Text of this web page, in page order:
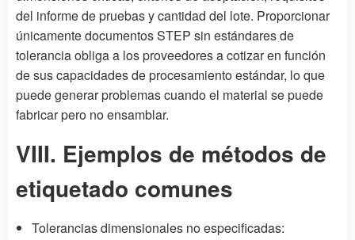
del informe de pruebas y cantidad del lote. Proporcionar
únicamente documentos STEP sin estándares de
tolerancia obliga a los proveedores a cotizar en función
de sus capacidades de procesamiento estándar, lo que
puede generar problemas cuando el material se puede
fabricar pero no ensamblar.
VIII. Ejemplos de métodos de
etiquetado comunes
Tolerancias dimensionales no especificadas: